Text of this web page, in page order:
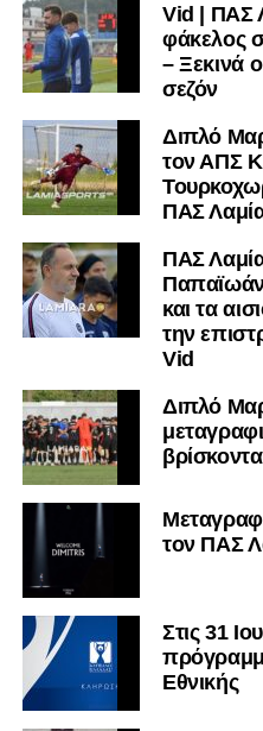
Vid | ΠΑΣ
φάκελος
– Ξεκινά
σεζόν
Διπλό
τον ΑΠΣ
ΠΑΣ
ΠΑΣ
και τα
την
Vid
Διπλό
τον ΠΑΣ
Στις 31
Εθνικής